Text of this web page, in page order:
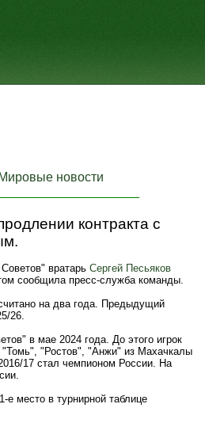
Мировые новости
контракта с
вратарь Сергей Песьяков
сообщила пресс-служба команды.
на два года. Предыдущий
26.
в мае 2024 года. До этого игрок
"Ростов", "Анжи" из Махачкалы
17 стал чемпионом России. На
е место в турнирной таблице